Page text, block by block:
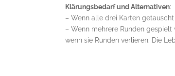
Klärungsbedarf und Alternativen:
– Wenn alle drei Karten
– Wenn mehrere Runden
wenn sie Runden verlieren. Die